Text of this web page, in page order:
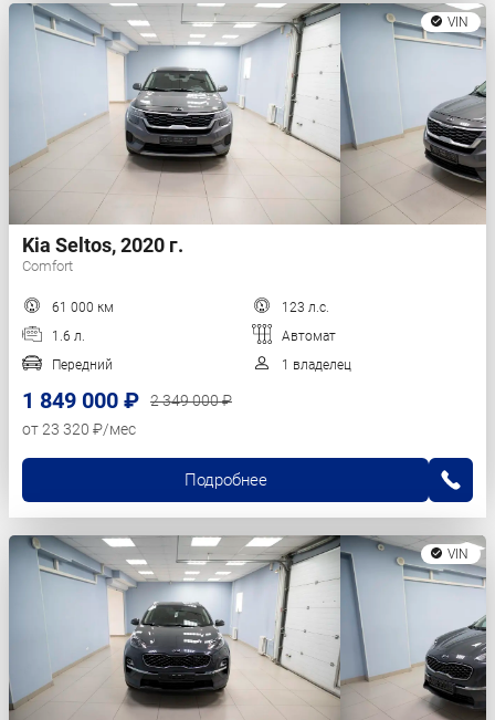
VIN
Kia Seltos, 2020 г.
Comfort
61 000 км
123 л.с.
1.6 л.
Автомат
Передний
1 владелец
1 849 000 ₽
2 349 000 ₽
от 23 320 ₽/мес
Подробнее
VIN